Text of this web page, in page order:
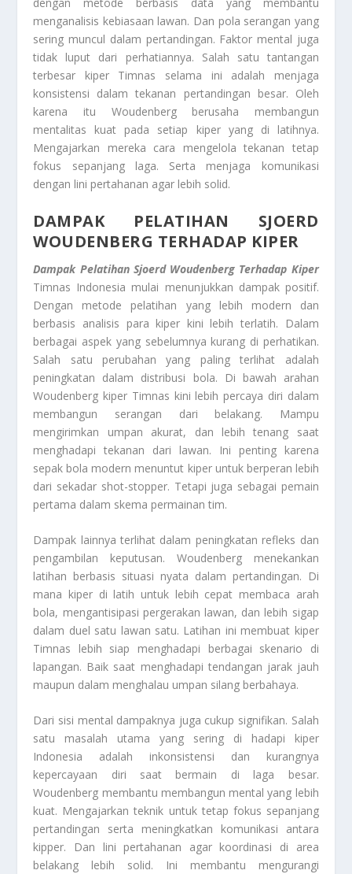
menganalisis kebiasaan lawan. Dan pola serangan yang
sering muncul dalam pertandingan. Faktor mental juga
tidak luput dari perhatiannya. Salah satu tantangan
terbesar kiper Timnas selama ini adalah menjaga
konsistensi dalam tekanan pertandingan besar. Oleh
karena itu Woudenberg berusaha membangun
mentalitas kuat pada setiap kiper yang di latihnya.
Mengajarkan mereka cara mengelola tekanan tetap
fokus sepanjang laga. Serta menjaga komunikasi
dengan lini pertahanan agar lebih solid.
DAMPAK PELATIHAN SJOERD
WOUDENBERG TERHADAP KIPER
Dampak Pelatihan Sjoerd Woudenberg Terhadap Kiper
Timnas Indonesia mulai menunjukkan dampak positif.
Dengan metode pelatihan yang lebih modern dan
berbasis analisis para kiper kini lebih terlatih. Dalam
berbagai aspek yang sebelumnya kurang di perhatikan.
Salah satu perubahan yang paling terlihat adalah
peningkatan dalam distribusi bola. Di bawah arahan
Woudenberg kiper Timnas kini lebih percaya diri dalam
membangun serangan dari belakang. Mampu
mengirimkan umpan akurat, dan lebih tenang saat
menghadapi tekanan dari lawan. Ini penting karena
sepak bola modern menuntut kiper untuk berperan lebih
dari sekadar shot-stopper. Tetapi juga sebagai pemain
pertama dalam skema permainan tim.
Dampak lainnya terlihat dalam peningkatan refleks dan
pengambilan keputusan. Woudenberg menekankan
latihan berbasis situasi nyata dalam pertandingan. Di
mana kiper di latih untuk lebih cepat membaca arah
bola, mengantisipasi pergerakan lawan, dan lebih sigap
dalam duel satu lawan satu. Latihan ini membuat kiper
Timnas lebih siap menghadapi berbagai skenario di
lapangan. Baik saat menghadapi tendangan jarak jauh
maupun dalam menghalau umpan silang berbahaya.
Dari sisi mental dampaknya juga cukup signifikan. Salah
satu masalah utama yang sering di hadapi kiper
Indonesia adalah inkonsistensi dan kurangnya
kepercayaan diri saat bermain di laga besar.
Woudenberg membantu membangun mental yang lebih
kuat. Mengajarkan teknik untuk tetap fokus sepanjang
pertandingan serta meningkatkan komunikasi antara
kipper. Dan lini pertahanan agar koordinasi di area
belakang lebih solid. Ini membantu mengurangi